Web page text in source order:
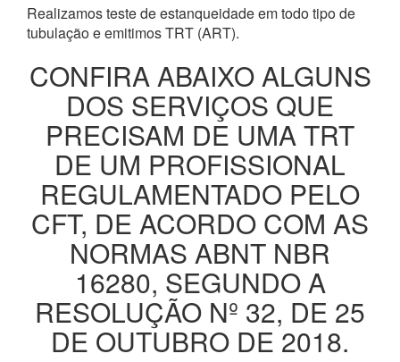
Realizamos teste de estanqueidade em todo tipo de
tubulação e emitimos TRT (ART).
CONFIRA ABAIXO ALGUNS
DOS SERVIÇOS QUE
PRECISAM DE UMA TRT
DE UM PROFISSIONAL
REGULAMENTADO PELO
CFT, DE ACORDO COM AS
NORMAS ABNT NBR
16280, SEGUNDO A
RESOLUÇÃO Nº 32, DE 25
DE OUTUBRO DE 2018.